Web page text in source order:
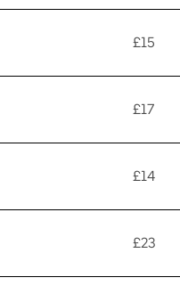
£15
£17
£14
£23